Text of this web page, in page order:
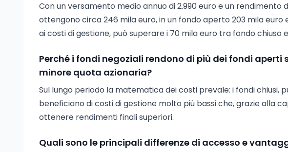
Con un versamento medio annuo di 2.990 euro e un rendimento
ottengono circa 246 mila euro, in un fondo aperto 203 mila euro
ai costi di gestione, può superare i 70 mila euro tra fondo chiuso e
Perché i fondi negoziali rendono di più dei fondi
minore quota azionaria?
Sul lungo periodo la matematica dei costi prevale: i fondi chiusi,
beneficiano di costi di gestione molto più bassi che, grazie alla
ottenere rendimenti finali superiori.
Quali sono le principali differenze di accesso e